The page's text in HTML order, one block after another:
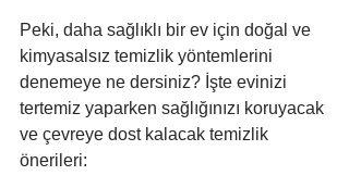
Peki, daha sağlıklı bir ev için doğal ve
kimyasalsız temizlik yöntemlerini
denemeye ne dersiniz? İşte evinizi
tertemiz yaparken sağlığınızı koruyacak
ve çevreye dost kalacak temizlik
önerileri: